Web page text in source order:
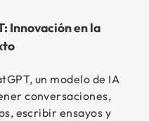
Innovación en la
un modelo de IA
conversaciones,
escribir ensayos y